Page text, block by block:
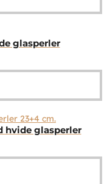
glasperler
hvide glasperler